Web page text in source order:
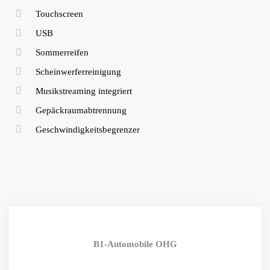
Touchscreen
USB
Sommerreifen
Scheinwerferreinigung
Musikstreaming integriert
Gepäckraumabtrennung
Geschwindigkeitsbegrenzer
B1-Automobile OHG